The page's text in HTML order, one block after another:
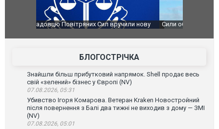
Сили оборони уразили Ярославський НПЗ:
атаку. ВІДЕО
Неймар
БЛОГОСТРІЧКА
Знайшли більш прибутковий напрямок. Shell продає весь
свій «зелений» бізнес у Європі (NV)
07.08.2026, 05:31
Убивство Ігоря Комарова. Ветеран Kraken Новостройний
після повернення з Балі два тижні не виходив з дому — ЗМІ
(NV)
07.08.2026, 05:01